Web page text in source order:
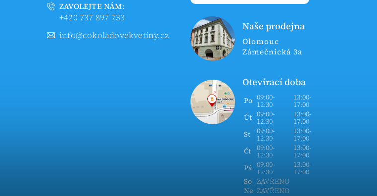
ZAVOLEJTE NÁM:
+420 737 897 733
info@cokoladovekvetiny.cz
Naše prodejna
Olomouc
Zámečnická 3a
Otevírací doba
Po 09:00-
12:30
13:00-
17:00
Út 09:00-
12:30
13:00-
17:00
St
09:00-
12:30
13:00-
17:00
Čt 09:00-
12:30
13:00-
17:00
Pá 09:00-
12:30
13:00-
17:00
So ZAVŘENO
Ne ZAVŘENO